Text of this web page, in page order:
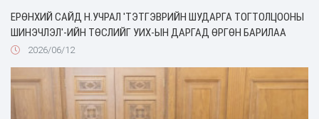
ЕРӨНХИЙ САЙД Н.УЧРАЛ 'ТЭТГЭВРИЙН ШУДАРГА ТОГТОЛЦООНЫ
ШИНЭЧЛЭЛ'-ИЙН ТӨСЛИЙГ УИХ-ЫН ДАРГАД ӨРГӨН БАРИЛАА
2026/06/12